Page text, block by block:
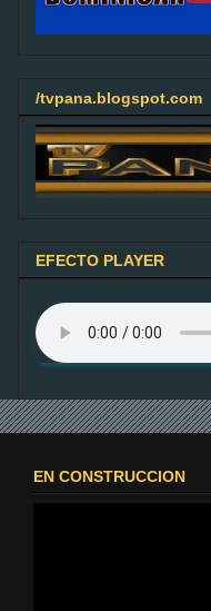
/tvpana.blogspot.com
EFECTO PLAYER
EN CONSTRUCCION